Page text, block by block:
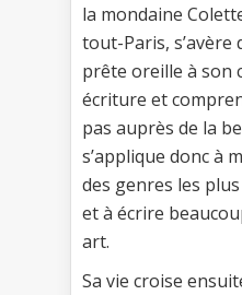
la mondaine
tout-Paris, s’avère
prête oreille à son
écriture et
pas auprès de la
s’applique donc à
des genres les
et à écrire
art.
Sa vie croise